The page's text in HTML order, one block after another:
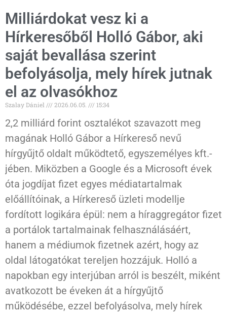
Milliárdokat vesz ki a
Hírkeresőből Holló Gábor, aki
saját bevallása szerint
befolyásolja, mely hírek jutnak
el az olvasókhoz
Szalay Dániel 2026.06.05. 15:34
2,2 milliárd forint osztalékot szavazott meg
magának Holló Gábor a Hírkereső nevű
hírgyűjtő oldalt működtető, egyszemélyes kft.-
jében. Miközben a Google és a Microsoft évek
óta jogdíjat fizet egyes médiatartalmak
előállítóinak, a Hírkereső üzleti modellje
fordított logikára épül: nem a híraggregátor fizet
a portálok tartalmainak felhasználásáért,
hanem a médiumok fizetnek azért, hogy az
oldal látogatókat tereljen hozzájuk. Holló a
napokban egy interjúban arról is beszélt, miként
avatkozott be éveken át a hírgyűjtő
működésébe, ezzel befolyásolva, mely hírek